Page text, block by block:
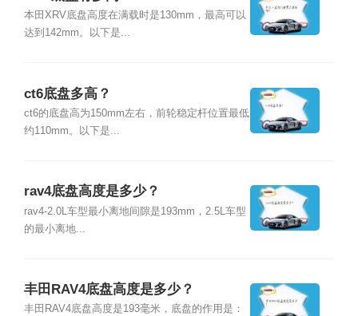
本田XRV底盘高度在满载时是130mm，最高可以
达到142mm。以下是...
ct6底盘多高？
ct6的底盘高为150mm左右，前轮稳定杆位置最低
约110mm。以下是...
rav4底盘高度是多少？
rav4-2.0L车型最小离地间隙是193mm，2.5L车型
的最小离地...
丰田RAV4底盘高度是多少？
丰田RAV4底盘高度是193毫米，底盘的作用是：